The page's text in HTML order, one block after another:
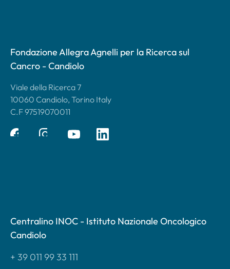
Fondazione Allegra Agnelli per la Ricerca sul
Cancro - Candiolo
Viale della Ricerca 7
10060 Candiolo, Torino Italy
C.F 97519070011
Centralino INOC - Istituto Nazionale Oncologico
Candiolo
+ 39 011 99 33 111